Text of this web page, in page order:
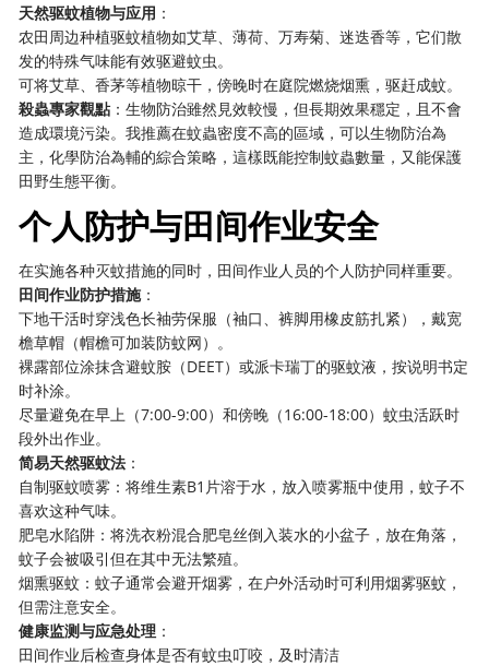
天然驱蚊植物与应用 ：
农田周边种植驱蚊植物如艾草、薄荷、万寿菊、迷迭香等，它们散
发的特殊气味能有效驱避蚊虫。
可将艾草、香茅等植物晾干，傍晚时在庭院燃烧烟熏，驱赶成蚊。
殺蟲專家觀點 ：生物防治雖然見效較慢，但長期效果穩定，且不會
造成環境污染。我推薦在蚊蟲密度不高的區域，可以生物防治為
主，化學防治為輔的綜合策略，這樣既能控制蚊蟲數量，又能保護
田野生態平衡。
个人防护与田间作业安全
在实施各种灭蚊措施的同时，田间作业人员的个人防护同样重要。
田间作业防护措施：
下地干活时穿浅色长袖劳保服（袖口、裤脚用橡皮筋扎紧），戴宽
檐草帽（帽檐可加装防蚊网）。
裸露部位涂抹含避蚊胺（DEET）或派卡瑞丁的驱蚊液，按说明书定
时补涂。
尽量避免在早上（7:00-9:00）和傍晚（16:00-18:00）蚊虫活跃时
段外出作业。
简易天然驱蚊法 ：
自制驱蚊喷雾：将维生素B1片溶于水，放入喷雾瓶中使用，蚊子不
喜欢这种气味。
肥皂水陷阱：将洗衣粉混合肥皂丝倒入装水的小盆子，放在角落，
蚊子会被吸引但在其中无法繁殖。
烟熏驱蚊：蚊子通常会避开烟雾，在户外活动时可利用烟雾驱蚊，
但需注意安全。
健康监测与应急处理 ：
田间作业后检查身体是否有蚊虫叮咬，及时清洁